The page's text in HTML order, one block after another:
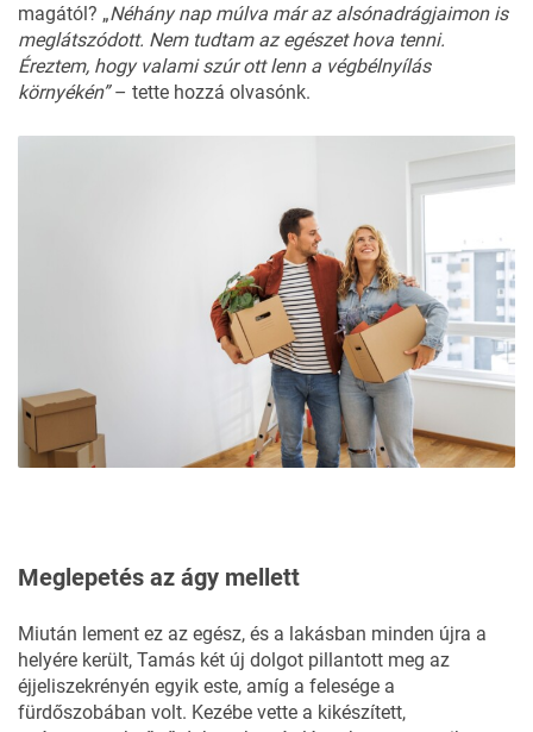
magától? „Néhány nap múlva már az alsónadrágjaimon is
meglátszódott. Nem tudtam az egészet hova tenni.
Éreztem, hogy valami szúr ott lenn a végbélnyílás
környékén”– tette hozzá olvasónk.
Meglepetés az ágy mellett
Miután lement ez az egész, és a lakásban minden újra a
helyére került, Tamás két új dolgot pillantott meg az
éjjeliszekrényén egyik este, amíg a felesége a
fürdőszobában volt. Kezébe vette a kikészített,